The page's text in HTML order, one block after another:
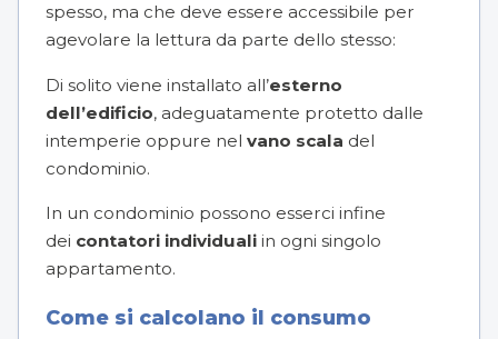
spesso, ma che deve essere accessibile per
agevolare la lettura da parte dello stesso:
Di solito viene installato all’esterno
dell’edificio, adeguatamente protetto dalle
intemperie oppure nel vano scala del
condominio.
In un condominio possono esserci infine
dei contatori individuali in ogni singolo
appartamento.
Come si calcolano il consumo